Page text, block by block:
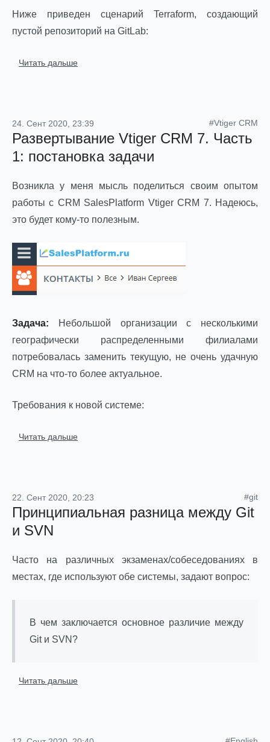
Ниже приведен сценарий Terraform, создающий
пустой репозиторий на GitLab:
Читать дальше
#Vtiger CRM
24. Сент 2020, 23:39
Развертывание Vtiger CRM 7. Часть
1: постановка задачи
Возникла у меня мысль поделиться своим опытом
работы с CRM SalesPlatform Vtiger CRM 7. Надеюсь,
это будет кому-то полезным.
Задача: Небольшой организации с несколькими
географически распределенными филиалами
потребовалась заменить текущую, не очень удачную
CRM на что-то более актуальное.
Требования к новой системе:
Читать дальше
#git
22. Сент 2020, 20:23
Принципиальная разница между Git
и SVN
Часто на различных экзаменах/собеседованиях в
местах, где используют обе системы, задают вопрос:
В чем заключается основное различие между
Git и SVN?
Читать дальше